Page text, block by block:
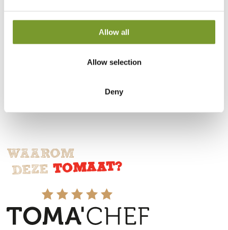
Allow all
Allow selection
Deny
tomaatjes er bovenop.
Afwerken kan met wat basilicum en waterkers.
WAAROM
DEZETOMAAT?